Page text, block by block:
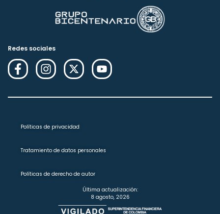
Redes sociales
Políticas de privacidad
Tratamiento de datos personales
Políticas de derecho de autor
Última actualización:
8 agosto, 2026